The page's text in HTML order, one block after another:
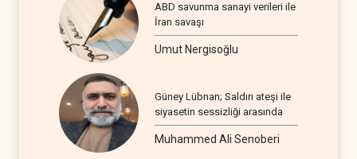
ABD savunma sanayi verileri ile
İran savaşı
Umut Nergisoğlu
Güney Lübnan; Saldırı ateşi ile
siyasetin sessizliği arasında
Muhammed Ali Senoberi